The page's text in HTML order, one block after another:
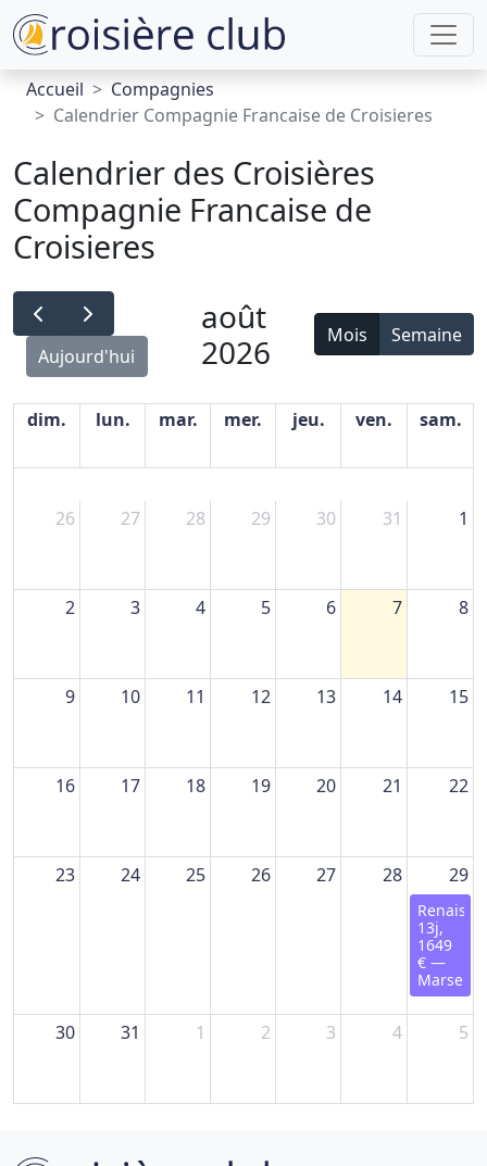
Accueil
Compagnies
Calendrier Compagnie Francaise de Croisieres
Calendrier des Croisières
Compagnie Francaise de
Croisieres
Aujourd'hui
août
2026
Mois Semaine
dim. lun. mar. mer. jeu. ven. sam.
26 27 28 29 30 31 1
2 3 4 5 6 7 8
9 10 11 12 13 14 15
16 17 18 19 20 21 22
23 24 25 26 27 28 29
13j,
1649
€ —
Marseille
30 31 1 2 3 4 5